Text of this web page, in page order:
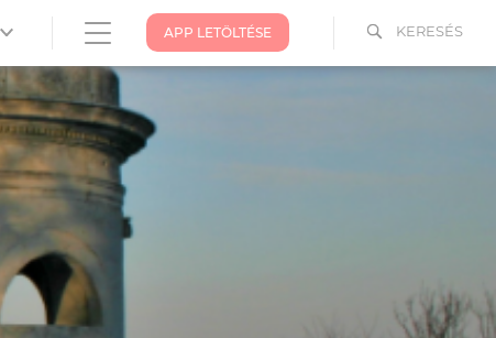
KERESÉS
APP LETÖLTÉSE